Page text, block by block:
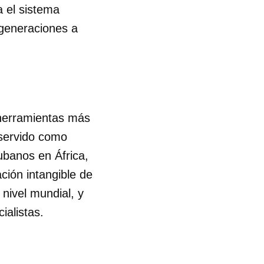
el sistema
a
más
como
en África,
intangible de
mundial, y